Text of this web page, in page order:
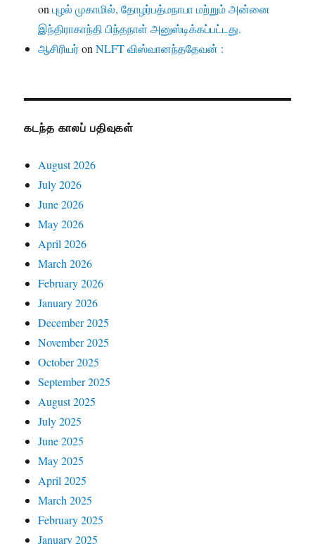
onபுழல் முகாமில், தோழர்பத்மநாபா மற்றும் அன்னை
இந்திராகாந்தி பிந்தநாள் அனுஸ்டிக்கப்பட்டது.
ஆசிரியர்onNLFT விஸ்வானந்ததேவன் :
கடந்த காலப் பதிவுகள்
August 2026
July 2026
June 2026
May 2026
April 2026
March 2026
February 2026
January 2026
December 2025
November 2025
October 2025
September 2025
August 2025
July 2025
June 2025
May 2025
April 2025
March 2025
February 2025
January 2025